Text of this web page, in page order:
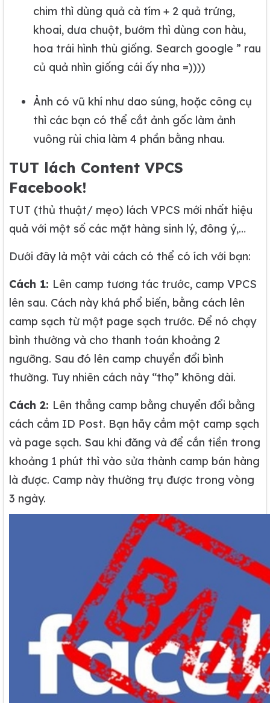
chim thì dùng quả cà tím + 2 quả trứng,
khoai, dưa chuột, bướm thì dùng con hàu,
hoa trái hình thù giống. Search google ” rau
củ quả nhìn giống cái ấy nha =))))
Ảnh có vũ khí như dao súng, hoặc công cụ
thì các bạn có thể cắt ảnh gốc làm ảnh
vuông rùi chia làm 4 phần bằng nhau.
TUT lách Content VPCS
Facebook!
TUT (thủ thuật/ mẹo) lách VPCS mới nhất hiệu
quả với một số các mặt hàng sinh lý, đông ý,…
Dưới đây là một vài cách có thể có ích với bạn:
Cách 1: Lên camp tương tác trước, camp VPCS
lên sau. Cách này khá phổ biến, bằng cách lên
camp sạch từ một page sạch trước. Để nó chạy
bình thường và cho thanh toán khoảng 2
ngưỡng. Sau đó lên camp chuyển đổi bình
thường. Tuy nhiên cách này “thọ” không dài.
Cách 2: Lên thẳng camp bằng chuyển đổi bằng
cách cắm ID Post. Bạn hãy cắm một camp sạch
và page sạch. Sau khi đăng và để cắn tiền trong
khoảng 1 phút thì vào sửa thành camp bán hàng
là được. Camp này thường trụ được trong vòng
3 ngày.